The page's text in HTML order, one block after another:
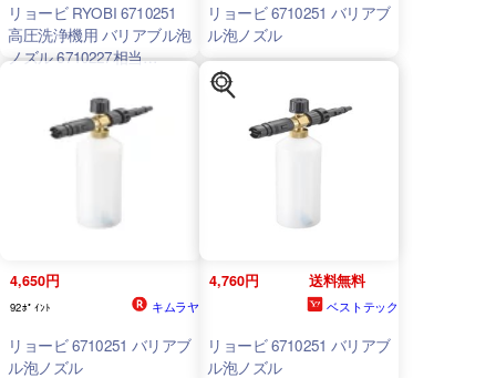
リョービ RYOBI 6710251
高圧洗浄機用 バリアブル泡
ノズル 6710227相当
リョービ 6710251 バリアブ
ル泡ノズル
4,650円
92ﾎﾟｲﾝﾄ キムラヤ
リョービ 6710251 バリアブ
ル泡ノズル
4,760円 送料無料
ベストテック
リョービ 6710251 バリアブ
ル泡ノズル